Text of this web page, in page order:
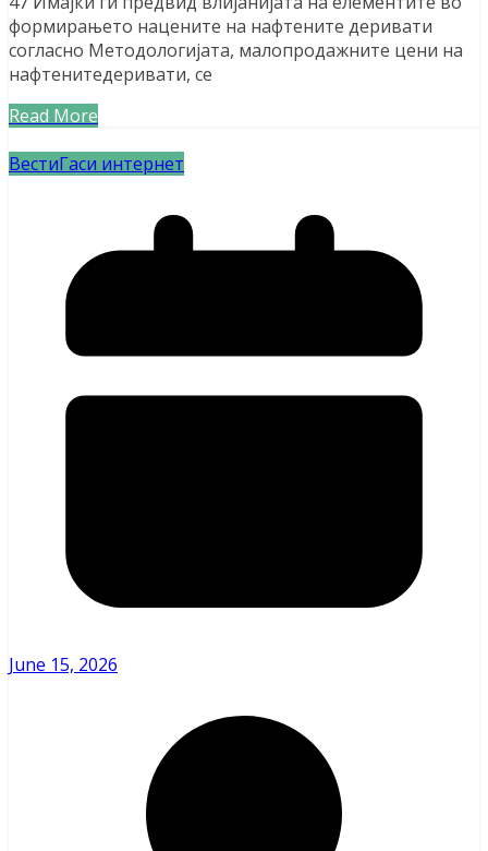
формирањето нацените на нафтените деривати
согласно Методологијата, малопродажните цени на
нафтенитедеривати, се
Read More
ВестиГаси интернет
June 15, 2026